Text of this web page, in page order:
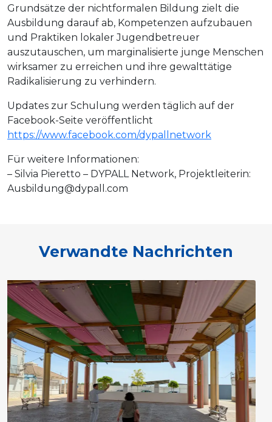
Grundsätze der nichtformalen Bildung zielt die
Ausbildung darauf ab, Kompetenzen aufzubauen
und Praktiken lokaler Jugendbetreuer
auszutauschen, um marginalisierte junge Menschen
wirksamer zu erreichen und ihre gewalttätige
Radikalisierung zu verhindern.
Updates zur Schulung werden täglich auf der
Facebook-Seite veröffentlicht
https://www.facebook.com/dypallnetwork
Für weitere Informationen:
– Silvia Pieretto – DYPALL Network, Projektleiterin:
Ausbildung@dypall.com
Verwandte Nachrichten